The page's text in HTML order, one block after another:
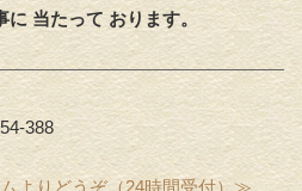
当たって おります。
388
よりどうぞ（24時間受付）≫